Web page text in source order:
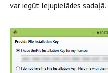
var iegūt lejupielādes sadaļā.